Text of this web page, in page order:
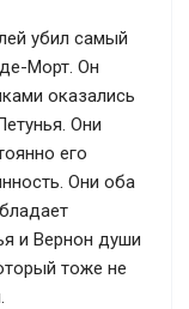
убил самый
Морт. Он
оказались
Они
его
Они оба
и Вернон души
тоже не